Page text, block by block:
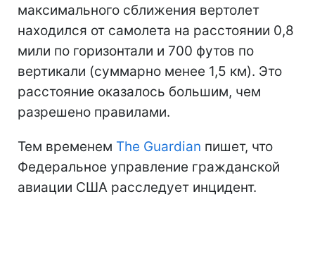
максимального сближения вертолет
находился от самолета на расстоянии 0,8
мили по горизонтали и 700 футов по
вертикали (суммарно менее 1,5 км). Это
расстояние оказалось большим, чем
разрешено правилами.
Тем временем The Guardian пишет, что
Федеральное управление гражданской
авиации США расследует инцидент.